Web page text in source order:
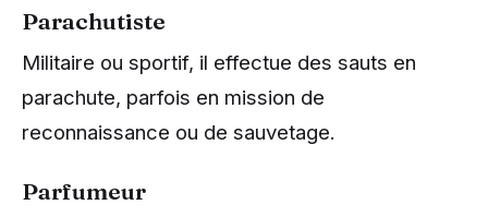
Parachutiste
Militaire ou sportif, il effectue des sauts en
parachute, parfois en mission de
reconnaissance ou de sauvetage.
Parfumeur